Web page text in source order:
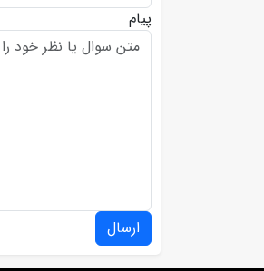
پیام
ارسال